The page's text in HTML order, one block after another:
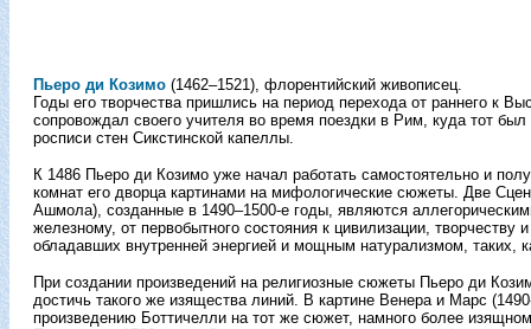
Пьеро ди Козимо (1462–1521), флорентийский живописец.
Годы его творчества пришлись на период перехода от раннего к
сопровождал своего учителя во время поездки в Рим, куда тот
росписи стен Сикстинской капеллы.
К 1486 Пьеро ди Козимо уже начал работать самостоятельно и
комнат его дворца картинами на мифологические сюжеты. Две
Ашмола), созданные в 1490–1500-е годы, являются
железному, от первобытного состояния к цивилизации,
обладавших внутренней энергией и мощным натурализмом, таких,
При создании произведений на религиозные сюжеты Пьеро ди
достичь такого же изящества линий. В картине Венера и Марс
произведению Боттичелли на тот же сюжет, намного более